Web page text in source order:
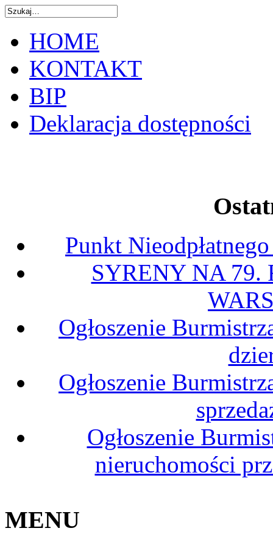
HOME
KONTAKT
BIP
Deklaracja dostępności
Punkt
SYRENY NA 79.
Ogłoszenie
Ogłoszenie
Ogłoszenie
nieruchomości
MENU